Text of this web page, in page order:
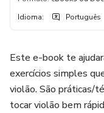
Idioma: Português
Este e-book te
exercícios simples
violão. São práticas/
tocar violão bem